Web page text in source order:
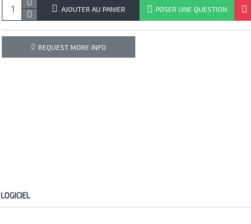
AJOUTER AU PANIER POSER UNE QUESTION
REQUEST MORE INFO
LOGICIEL